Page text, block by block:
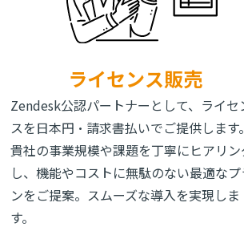
ライセンス販売
Zendesk公認パートナーとして、ライセ
スを日本円・請求書払いでご提供します
貴社の事業規模や課題を丁寧にヒアリ
し、機能やコストに無駄のない最適な
ンをご提案。スムーズな導入を実現しま
す。